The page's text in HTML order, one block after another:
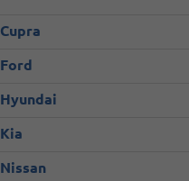
Cupra
Ford
Hyundai
Kia
Nissan